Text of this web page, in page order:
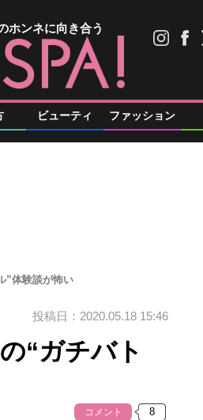
ホンネに向き合う
ビューティ ファッション
”体験談が怖い
投稿日：2020.05.18 15:46
“ガチバト
コメント